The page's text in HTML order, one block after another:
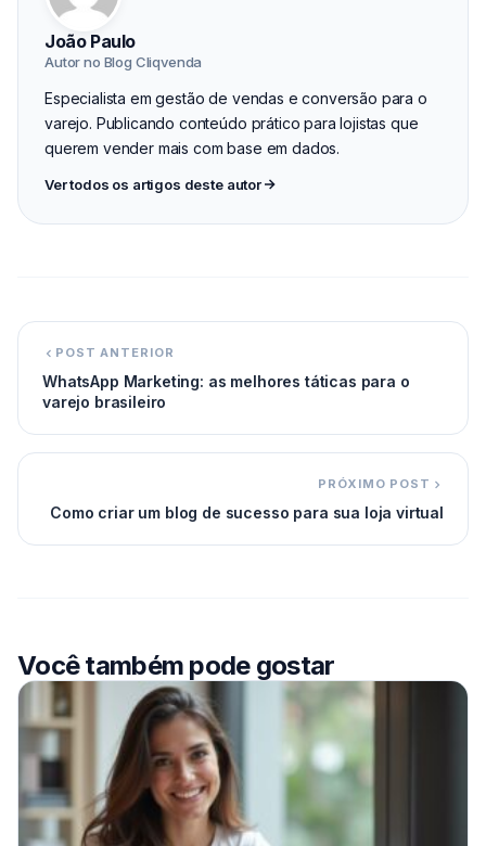
João Paulo
Autor no Blog Cliqvenda
Especialista em gestão de vendas e conversão para o
varejo. Publicando conteúdo prático para lojistas que
querem vender mais com base em dados.
Ver todos os artigos deste autor
POST ANTERIOR
WhatsApp Marketing: as melhores táticas para o
varejo brasileiro
PRÓXIMO POST
Como criar um blog de sucesso para sua loja virtual
Você também pode gostar